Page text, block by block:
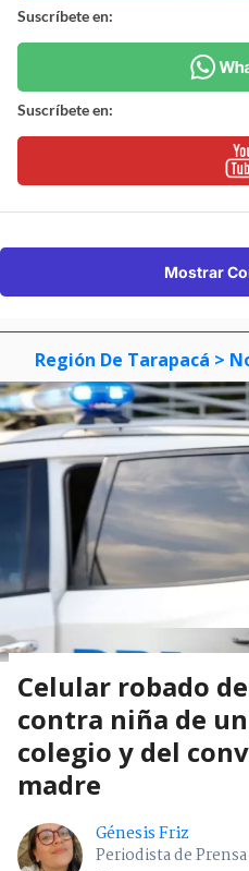
Suscríbete en:
Suscríbete en:
Mostrar
Región De Tarapacá >
Celular robado
contra niña de
colegio y del
madre
Génesis Friz
Periodista de